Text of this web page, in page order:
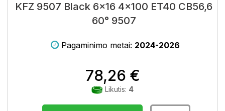
KFZ 9507 Black 6x16 4x100 ET40 CB56,6
60° 9507
Pagaminimo metai: 2024-2026
78,26 €
Likutis: 4